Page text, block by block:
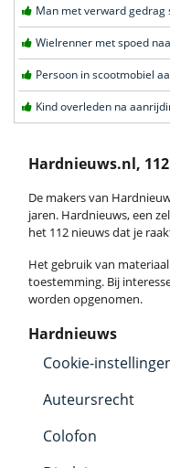
Persoon in scootmobiel
Kind overleden na
Hardnieuws.nl,
De makers van
jaren. Hardnieuws, een
het 112 nieuws dat je
Het gebruik van
toestemming. Bij
worden opgenomen.
Hardnieuws
Cookie-
Auteursrecht
Colofon